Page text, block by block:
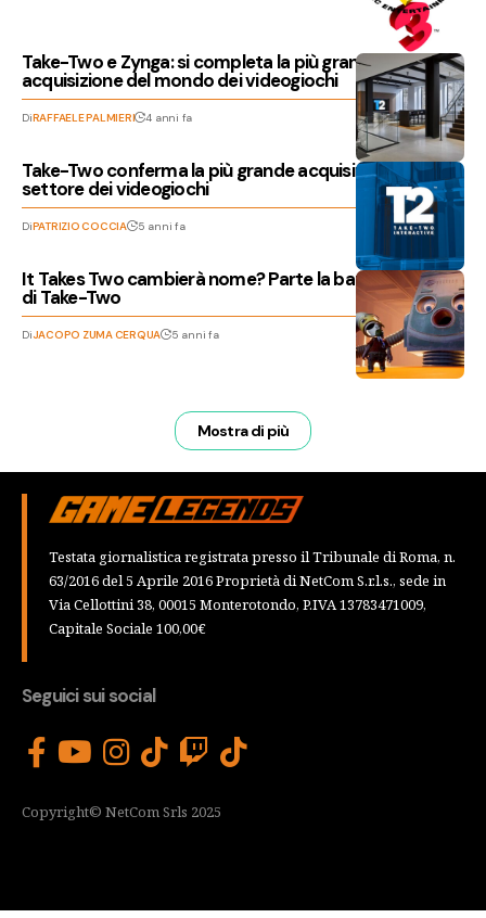
Take-Two e Zynga: si completa la più grande
acquisizione del mondo dei videogiochi
DiRAFFAELE PALMIERI 4 anni fa
Take-Two conferma la più grande acquisizione nel
settore dei videogiochi
DiPATRIZIO COCCIA 5 anni fa
It Takes Two cambierà nome? Parte la battaglia legale
di Take-Two
DiJACOPO ZUMA CERQUA 5 anni fa
Mostra di più
Testata giornalistica registrata presso il Tribunale di Roma, n.
63/2016 del 5 Aprile 2016 Proprietà di NetCom S.r.l.s., sede in
Via Cellottini 38, 00015 Monterotondo, P.IVA 13783471009,
Capitale Sociale 100,00€
Seguici sui social
Copyright© NetCom Srls 2025